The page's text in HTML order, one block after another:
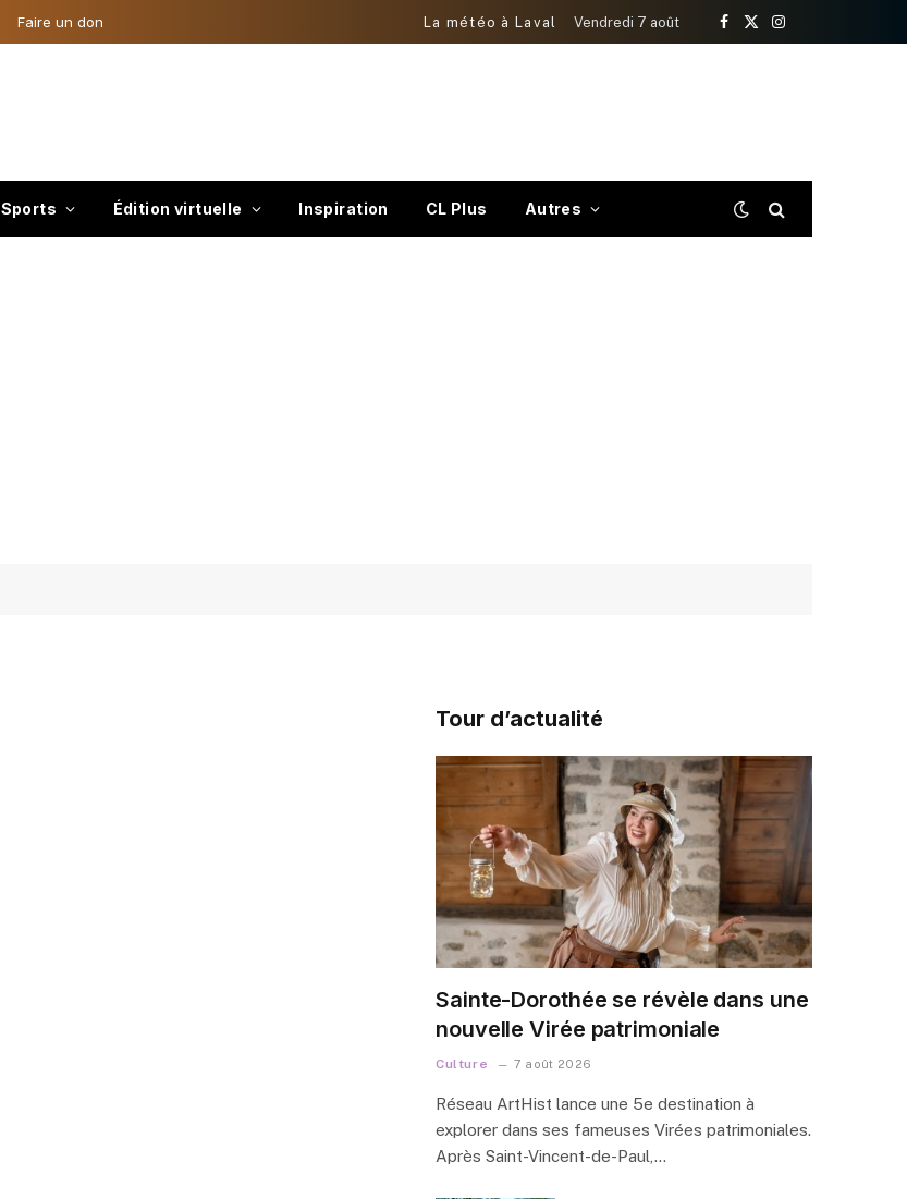
Faire un don La météo à Laval Vendredi 7 août
Facebook
X
Instagram
Sports Édition virtuelle Inspiration CL Plus Autres
Tour d’actualité
Sainte-Dorothée se révèle dans une
nouvelle Virée patrimoniale
Culture 7 août 2026
Réseau ArtHist lance une 5e destination à
explorer dans ses fameuses Virées patrimoniales.
Après Saint-Vincent-de-Paul,…